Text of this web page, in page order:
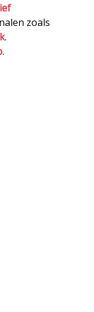
zoals
.
.